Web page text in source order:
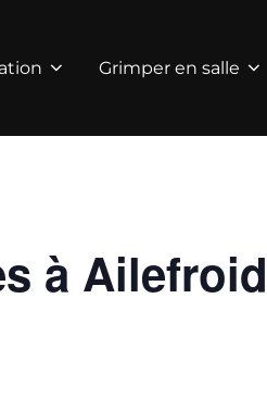
Grimper en salle
à